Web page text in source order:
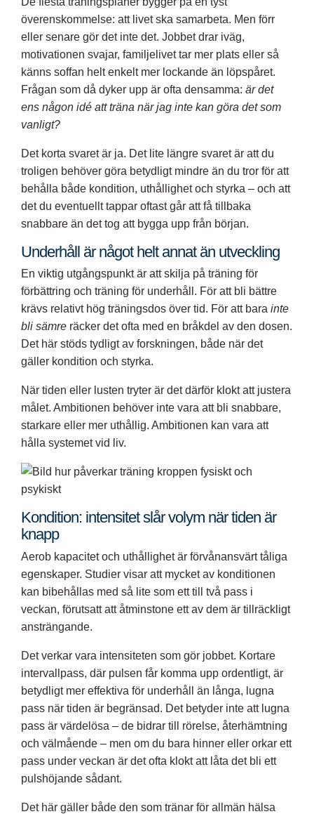
överenskommelse: att livet ska samarbeta. Men förr
eller senare gör det inte det. Jobbet drar iväg,
motivationen svajar, familjelivet tar mer plats eller så
känns soffan helt enkelt mer lockande än löpspåret.
Frågan som då dyker upp är ofta densamma: är det
ens någon idé att träna när jag inte kan göra det som
vanligt?
Det korta svaret är ja. Det lite längre svaret är att du
troligen behöver göra betydligt mindre än du tror för att
behålla både kondition, uthållighet och styrka – och att
det du eventuellt tappar oftast går att få tillbaka
snabbare än det tog att bygga upp från början.
Underhåll är något helt annat än utveckling
En viktig utgångspunkt är att skilja på träning för
förbättring och träning för underhåll. För att bli bättre
krävs relativt hög träningsdos över tid. För att bara inte
bli sämre räcker det ofta med en bråkdel av den dosen.
Det här stöds tydligt av forskningen, både när det
gäller kondition och styrka.
När tiden eller lusten tryter är det därför klokt att justera
målet. Ambitionen behöver inte vara att bli snabbare,
starkare eller mer uthållig. Ambitionen kan vara att
hålla systemet vid liv.
Kondition: intensitet slår volym när tiden är
knapp
Aerob kapacitet och uthållighet är förvånansvärt tåliga
egenskaper. Studier visar att mycket av konditionen
kan bibehållas med så lite som ett till två pass i
veckan, förutsatt att åtminstone ett av dem är tillräckligt
ansträngande.
Det verkar vara intensiteten som gör jobbet. Kortare
intervallpass, där pulsen får komma upp ordentligt, är
betydligt mer effektiva för underhåll än långa, lugna
pass när tiden är begränsad. Det betyder inte att lugna
pass är värdelösa – de bidrar till rörelse, återhämtning
och välmående – men om du bara hinner eller orkar ett
pass under veckan är det ofta klokt att låta det bli ett
pulshöjande sådant.
Det här gäller både den som tränar för allmän hälsa